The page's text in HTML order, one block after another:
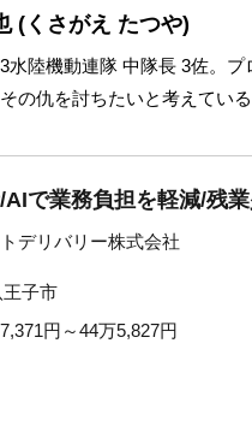
(くさがえ たつや)
水陸機動連隊 中隊長 3佐。
の仇を討ちたいと考えている
で業務負担を軽減/残
デリバリー株式会社
子市
円～44万5,827円